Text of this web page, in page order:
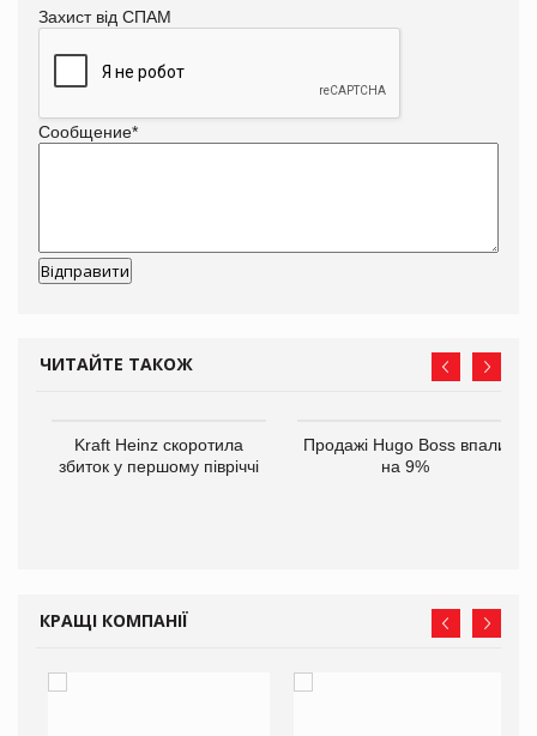
Захист від СПАМ
Сообщение*
ЧИТАЙТЕ ТАКОЖ
Kraft Heinz скоротила
збиток у першому півріччі
Продажі Hugo Boss впали
на 9%
КРАЩІ КОМПАНІЇ